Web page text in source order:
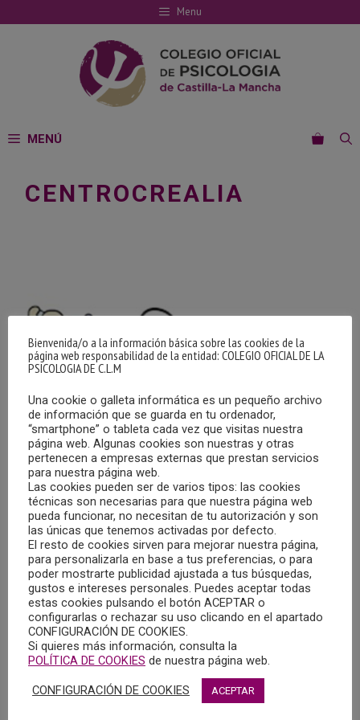
al
Menu
MENÚ
CENTROCREALIA
OFERTA DE EMPLEO EN YUNCOS (TOLEDO)
02/10/2023
El Centro de Logopedia y Psicología Crealia en Yuncos
(Toledo), necesita psicólogo/a dos tardes por semana,
con posibilidad de ampliar. Incorporación inmediata.
MÁS
Bienvenida/o a la información básica sobre las cookies de la
página web responsabilidad de la entidad: COLEGIO OFICIAL DE LA
PSICOLOGIA DE C.L.M
Una cookie o galleta informática es un pequeño archivo
de información que se guarda en tu ordenador,
“smartphone” o tableta cada vez que visitas nuestra
página web. Algunas cookies son nuestras y otras
pertenecen a empresas externas que prestan servicios
para nuestra página web.
Las cookies pueden ser de varios tipos: las cookies
técnicas son necesarias para que nuestra página web
pueda funcionar, no necesitan de tu autorización y son
las únicas que tenemos activadas por defecto.
El resto de cookies sirven para mejorar nuestra página,
para personalizarla en base a tus preferencias, o para
poder mostrarte publicidad ajustada a tus búsquedas,
gustos e intereses personales. Puedes aceptar todas
estas cookies pulsando el botón ACEPTAR o
configurarlas o rechazar su uso clicando en el apartado
CONFIGURACIÓN DE COOKIES.
Si quieres más información, consulta la
POLÍTICA DE COOKIES de nuestra página web.
CONFIGURACIÓN DE COOKIES ACEPTAR